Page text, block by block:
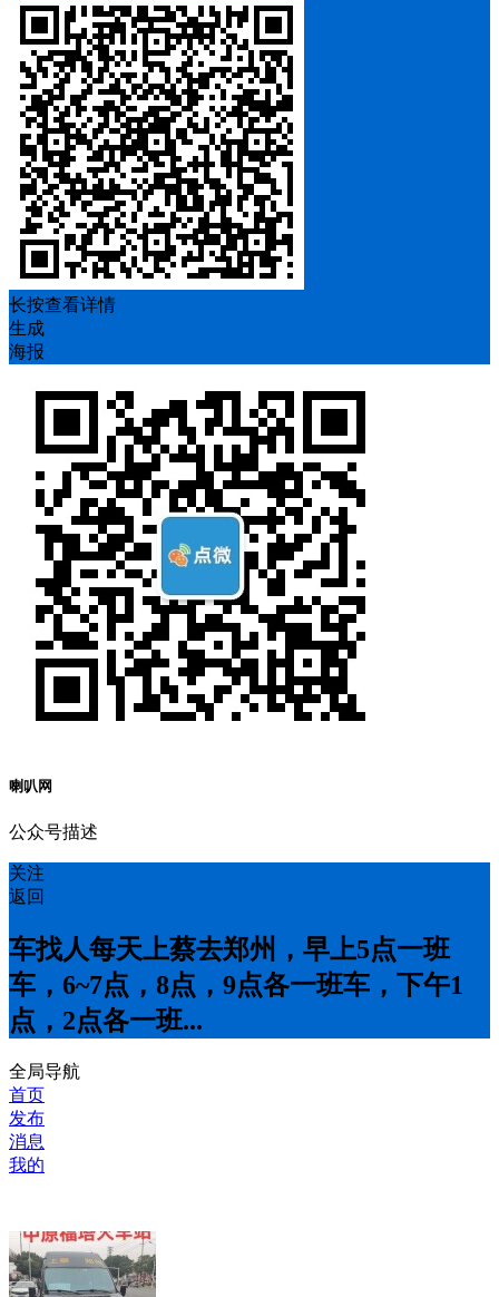
长按查看详情
生成
海报
喇叭网
公众号描述
关注
返回
车找人每天上蔡去郑州，早上5点一班
车，6~7点，8点，9点各一班车，下午1
点，2点各一班...
全局导航
首页
发布
消息
我的